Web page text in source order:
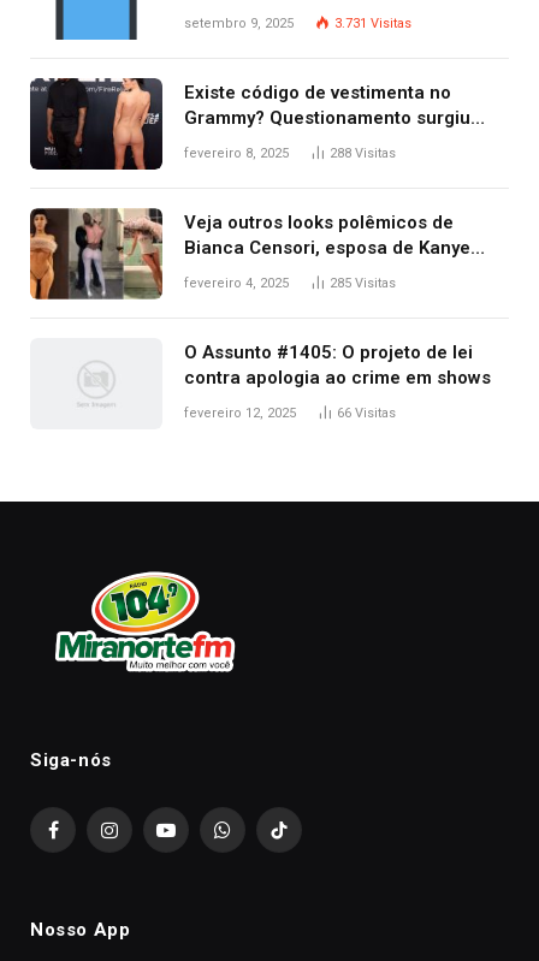
criminosos no mesmo dia
setembro 9, 2025 3.731 Visitas
Existe código de vestimenta no
Grammy? Questionamento surgiu
após Bianca Censori, mulher de
fevereiro 8, 2025 288 Visitas
Veja outros looks polêmicos de
Bianca Censori, esposa de Kanye
West que apareceu nua no Grammy
fevereiro 4, 2025 285 Visitas
O Assunto #1405: O projeto de lei
contra apologia ao crime em shows
fevereiro 12, 2025 66 Visitas
Siga-nós
FacebookInstagramYouTubeWhatsAppTikTok
Nosso App